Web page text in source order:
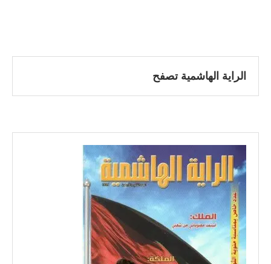
الراية الهاشمية تصفح